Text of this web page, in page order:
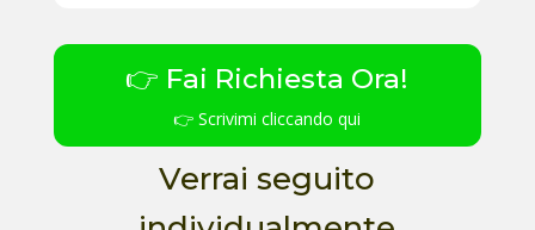
👉 Fai Richiesta Ora!
👉 Scrivimi cliccando qui
Verrai seguito